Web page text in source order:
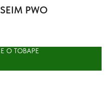
PWO
О ТОВАРЕ